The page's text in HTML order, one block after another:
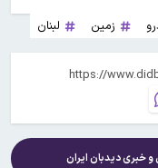
زمین لبنان
و خبریدیدبان ایران